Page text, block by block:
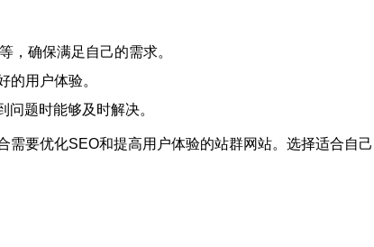
，确保满足自己的需求。
的用户体验。
题时能够及时解决。
需要优化SEO和提高用户体验的站群网站。选择适合自